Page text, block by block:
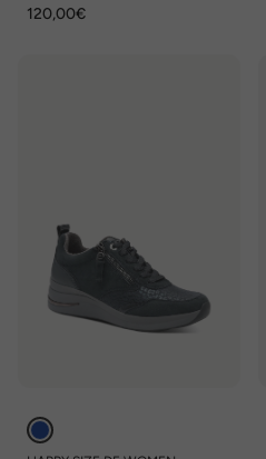
120,00€